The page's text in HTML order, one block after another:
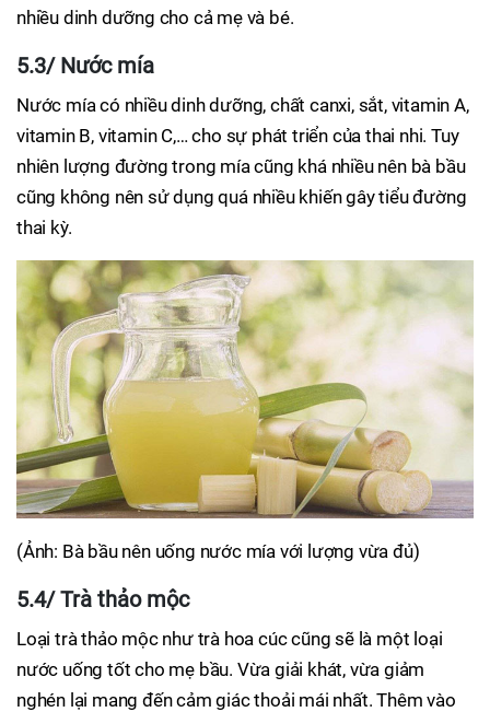
nhiều dinh dưỡng cho cả mẹ và bé.
5.3/ Nước mía
Nước mía có nhiều dinh dưỡng, chất canxi, sắt, vitamin A,
vitamin B, vitamin C,… cho sự phát triển của thai nhi. Tuy
nhiên lượng đường trong mía cũng khá nhiều nên bà bầu
cũng không nên sử dụng quá nhiều khiến gây tiểu đường
thai kỳ.
(Ảnh: Bà bầu nên uống nước mía với lượng vừa đủ)
5.4/ Trà thảo mộc
Loại trà thảo mộc như trà hoa cúc cũng sẽ là một loại
nước uống tốt cho mẹ bầu. Vừa giải khát, vừa giảm
nghén lại mang đến cảm giác thoải mái nhất. Thêm vào